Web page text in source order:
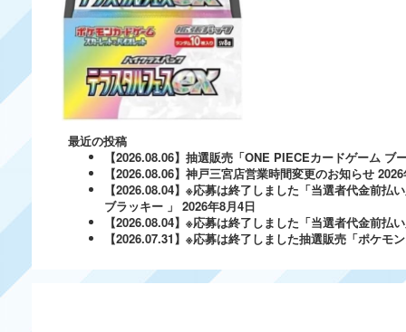
最近の投稿
【2026.08.06】抽選販売「ONE PIECEカードゲーム ブ
【2026.08.06】神戸三宮店営業時間変更のお知らせ
【2026.08.04】※応募は終了しました「当選者代金前
ブラッキー 」 2026年8月4日
【2026.08.04】※応募は終了しました「当選者代金前
【2026.07.31】※応募は終了しました抽選販売「ポケ